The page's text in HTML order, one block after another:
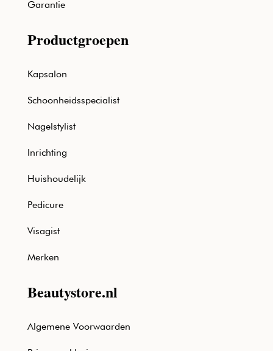
Garantie
Productgroepen
Kapsalon
Schoonheidsspecialist
Nagelstylist
Inrichting
Huishoudelijk
Pedicure
Visagist
Merken
Beautystore.nl
Algemene Voorwaarden